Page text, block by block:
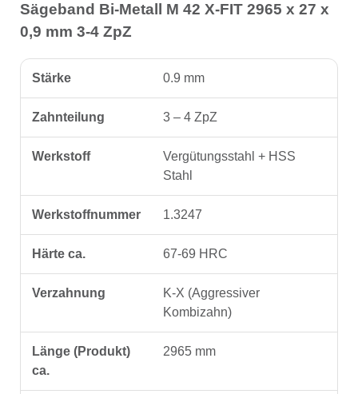
Sägeband Bi-Metall M 42 X-FIT 2965 x 27 x
0,9 mm 3-4 ZpZ
Stärke 0.9 mm
Zahnteilung 3 – 4 ZpZ
Werkstoff
Vergütungsstahl + HSS
Stahl
Werkstoffnummer 1.3247
Härte ca. 67-69 HRC
Verzahnung
K-X (Aggressiver
Kombizahn)
Länge (Produkt)
ca.
2965 mm